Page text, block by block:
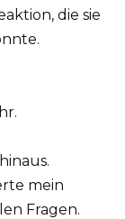
die sie
mein
Fragen.